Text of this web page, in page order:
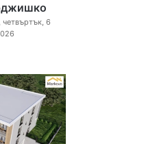
четвъртък, 6